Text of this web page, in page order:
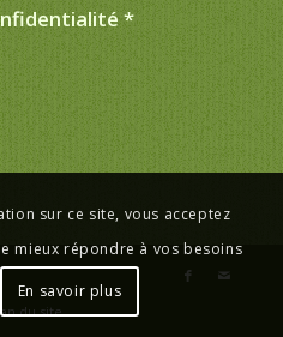
*
du site
sur ce site, vous acceptez
mieux répondre à vos besoins
En savoir plus